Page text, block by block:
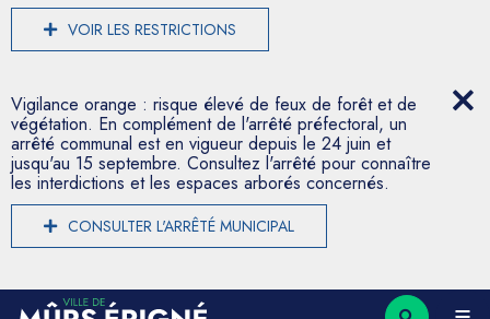
VOIR LES RESTRICTIONS
Vigilance orange : risque élevé de feux de forêt et de
végétation. En complément de l'arrêté préfectoral, un
arrêté communal est en vigueur depuis le 24 juin et
jusqu'au 15 septembre. Consultez l'arrêté pour connaître
les interdictions et les espaces arborés concernés.
CONSULTER L'ARRÊTÉ MUNICIPAL